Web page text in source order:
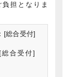
担となりま
[総合受付]
[総合受付]